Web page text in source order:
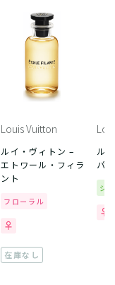
Louis Vuitton
ルイ・ヴィトン –
エトワール・フィラ
ント
フローラル
在庫なし
ル
パ
シ